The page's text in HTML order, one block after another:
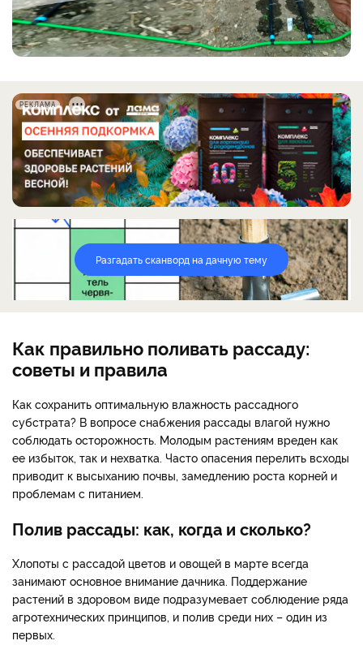
РЕКЛАМА
Разгадать сканворд на дачную тему
Как правильно поливать рассаду:
советы и правила
Как сохранить оптимальную влажность рассадного
субстрата? В вопросе снабжения рассады влагой нужно
соблюдать осторожность. Молодым растениям вреден как
ее избыток, так и нехватка. Часто опасения перелить всходы
приводит к высыханию почвы, замедлению роста корней и
проблемам с питанием.
Полив рассады: как, когда и сколько?
Хлопоты с рассадой цветов и овощей в марте всегда
занимают основное внимание дачника. Поддержание
растений в здоровом виде подразумевает соблюдение ряда
агротехнических принципов, и полив среди них – один из
первых.